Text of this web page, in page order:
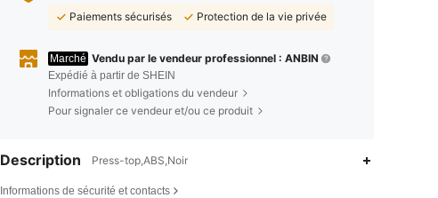
Paiements sécurisés
Protection de la vie privée
Marché Vendu par le vendeur professionnel : ANBIN
Expédié à partir de SHEIN
Informations et obligations du vendeur
Pour signaler ce vendeur et/ou ce produit
Description Press-top,ABS,Noir
Informations de sécurité et contacts